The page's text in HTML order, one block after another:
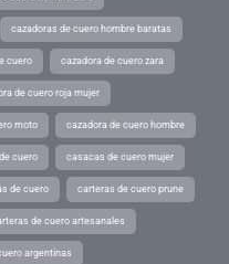
cazadoras de cuero hombre baratas
cuero cazadora de cuero zara
de cuero roja mujer
moto cazadora de cuero hombre
cuero casacas de cuero mujer
de cuero carteras de cuero prune
de cuero artesanales
argentinas